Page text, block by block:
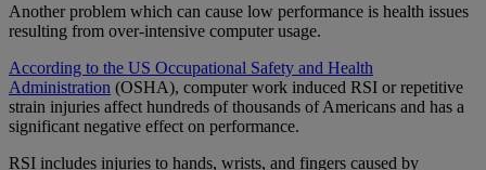
Another problem which can cause low performance is health issues
resulting from over-intensive computer usage.
According to the US Occupational Safety and Health
Administration (OSHA), computer work induced RSI or repetitive
strain injuries affect hundreds of thousands of Americans and has a
significant negative effect on performance.
RSI includes injuries to hands, wrists, and fingers caused by